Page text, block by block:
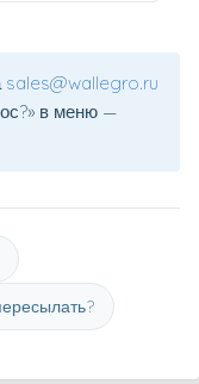
sales@wallegro.ru
в меню —